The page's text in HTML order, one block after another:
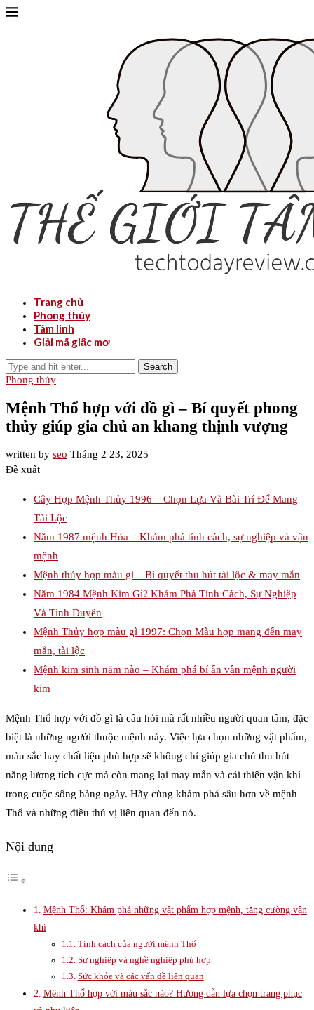
Trang chủ
Phong thủy
Tâm linh
Giải mã giấc mơ
Search
Phong thủy
Mệnh Thổ hợp với đồ gì – Bí quyết phong
thủy giúp gia chủ an khang thịnh vượng
written by seo Tháng 2 23, 2025
Đề xuất
Cây Hợp Mệnh Thủy 1996 – Chọn Lựa Và Bài Trí Để Mang
Tài Lộc
Năm 1987 mệnh Hỏa – Khám phá tính cách, sự nghiệp và vận
mệnh
Mệnh thủy hợp màu gì – Bí quyết thu hút tài lộc & may mắn
Năm 1984 Mệnh Kim Gì? Khám Phá Tính Cách, Sự Nghiệp
Và Tình Duyên
Mệnh Thủy hợp màu gì 1997: Chọn Màu hợp mang đến may
mắn, tài lộc
Mệnh kim sinh năm nào – Khám phá bí ẩn vận mệnh người
kim
Mệnh Thổ hợp với đồ gì là câu hỏi mà rất nhiều người quan tâm, đặc
biệt là những người thuộc mệnh này. Việc lựa chọn những vật phẩm,
màu sắc hay chất liệu phù hợp sẽ không chỉ giúp gia chủ thu hút
năng lượng tích cực mà còn mang lại may mắn và cải thiện vận khí
trong cuộc sống hàng ngày. Hãy cùng khám phá sâu hơn về mệnh
Thổ và những điều thú vị liên quan đến nó.
Nội dung
Mệnh Thổ: Khám phá những vật phẩm hợp mệnh, tăng cường vận
khí
Tính cách của người mệnh Thổ
Sự nghiệp và nghề nghiệp phù hợp
Sức khỏe và các vấn đề liên quan
Mệnh Thổ hợp với màu sắc nào? Hướng dẫn lựa chọn trang phục